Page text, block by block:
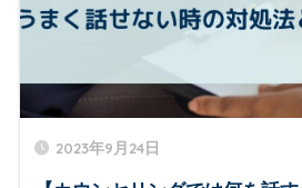
2023年9月24日